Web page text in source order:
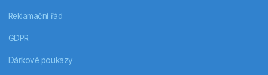
Reklamační řád
GDPR
Dárkové poukazy